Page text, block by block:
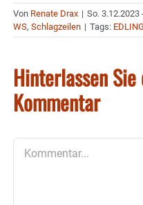
Von Renate Drax | So. 3.12.2023
WS, Schlagzeilen | Tags: EDLING
Hinterlassen Sie
Kommentar